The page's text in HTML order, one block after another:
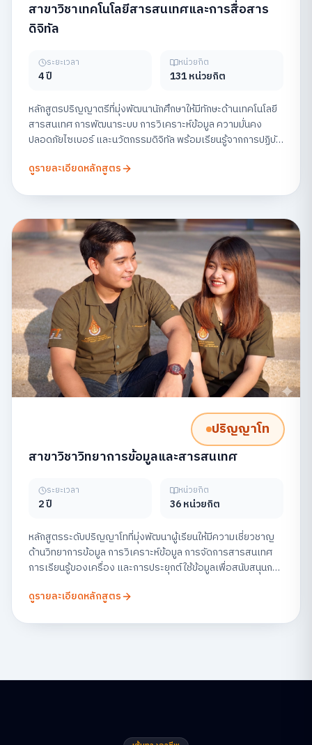
สาขาวิชาเทคโนโลยีสารสนเทศและการสื่อสาร
ดิจิทัล
ระยะเวลา
4 ปี
หน่วยกิต
131 หน่วยกิต
หลักสูตรปริญญาตรีที่มุ่งพัฒนานักศึกษาให้มีทักษะด้านเทคโนโลยี
สารสนเทศ การพัฒนาระบบ การวิเคราะห์ข้อมูล ความมั่นคง
ปลอดภัยไซเบอร์ และนวัตกรรมดิจิทัล พร้อมเรียนรู้จากการปฏิบัติ
ดูรายละเอียดหลักสูตร
ปริญญาโท
สาขาวิชาวิทยาการข้อมูลและสารสนเทศ
ระยะเวลา
2 ปี
หน่วยกิต
36 หน่วยกิต
หลักสูตรระดับปริญญาโทที่มุ่งพัฒนาผู้เรียนให้มีความเชี่ยวชาญ
ด้านวิทยาการข้อมูล การวิเคราะห์ข้อมูล การจัดการสารสนเทศ
การเรียนรู้ของเครื่อง และการประยุกต์ใช้ข้อมูลเพื่อสนับสนุนการ
นวัตกรรมข้อมูลอย่างมีจริยธรรม
ดูรายละเอียดหลักสูตร